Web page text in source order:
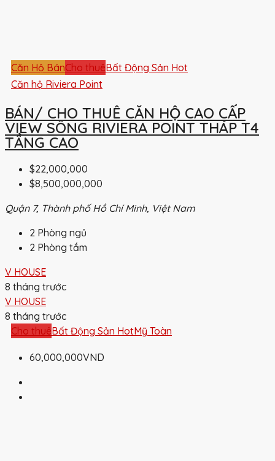
Căn Hộ BánCho thuêBất Động Sản Hot
Căn hộ Riviera Point
BÁN/ CHO THUÊ CĂN HỘ CAO CẤP
VIEW SÔNG RIVIERA POINT THÁP T4
TẦNG CAO
$22,000,000
$8,500,000,000
Quận 7, Thành phố Hồ Chí Minh, Việt Nam
2 Phòng ngủ
2 Phòng tắm
V HOUSE
8 tháng trước
V HOUSE
8 tháng trước
Cho thuêBất Động Sản HotMỹ Toàn
60,000,000VND